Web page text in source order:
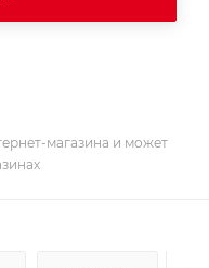
магазина и может